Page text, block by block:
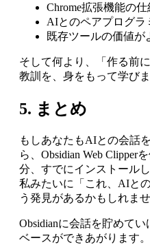
Chrome拡張機能の
AIとのペアプログラ
既存ツールの価値が
そして何より、「作る前
教訓を、身をもって学びま
5. まとめ
もしあなたもAIとの会話
ら、Obsidian Web Clipper
分、すでにインストール
私みたいに「これ、AIと
う発見があるかもしれませ
Obsidianに会話を貯めて
ベースができあがります